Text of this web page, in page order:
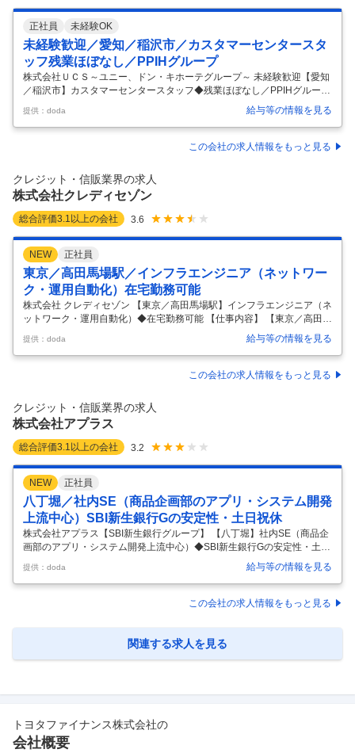
正社員 未経験OK
未経験歓迎／愛知／稲沢市／カスタマーセンタースタ
ッフ残業ほぼなし／PPIHグループ
株式会社ＵＣＳ～ユニー、ドン・キホーテグループ～ 未経験歓迎【愛知
／稲沢市】カスタマーセンタースタッフ◆残業ほぼなし／PPIHグループ
【仕事内容】 未経験歓迎【愛知／稲沢市】カスタマーセンタースタッフ
◆残業ほぼなし／PPIHグループ 【具体的な仕事内容】 ～支払サポー
ト・問い合わせ対応／分析業務／OJT研修／資格支援／チーム連携／残
業ほぼなし～ お客様が安心してキャッシュレスを利用できるよう、支払
協力しながら進めるスタイルのため、チームで動くことが好きな方にぴ
ったり！知識は入社後に身につけられるので、未経験からでも挑戦でき
ます。…
提供：doda 給与等の情報を見る
この会社の求人情報をもっと見る
クレジット・信販業界の求人
株式会社クレディセゾン
総合評価3.1 以上の会社 3.6
NEW 正社員
東京／高田馬場駅／インフラエンジニア（ネットワー
ク・運用自動化）在宅勤務可能
株式会社 クレディセゾン 【東京／高田馬場駅】インフラエンジニア（ネ
ットワーク・運用自動化）◆在宅勤務可能 【仕事内容】 【東京／高田馬
場駅】インフラエンジニア（ネットワーク・運用自動化）◆在宅勤務可
能 【具体的な仕事内容】 【LAN、WAN、VPN、BGP、DNS、ファイア
ウォールなど、企業ネットワークの設計、構築、運用に関する経験をお
持ちの方へ】 ■ポジションについて このポジションでは、社内で利用す
築、運用を担当します。 日々の安定運用を支えるだけでなく、既存のシ
ステムや業務プロセスを見直し、より安全で効率的に管理できる
提供：doda 給与等の情報を見る
この会社の求人情報をもっと見る
クレジット・信販業界の求人
株式会社アプラス
総合評価3.1 以上の会社 3.2
NEW 正社員
八丁堀／社内SE（商品企画部のアプリ・システム開発
上流中心）SBI新生銀行Gの安定性・土日祝休
株式会社アプラス【SBI新生銀行グループ】 【八丁堀】社内SE（商品企
画部のアプリ・システム開発上流中心）◆SBI新生銀行Gの安定性・土日
祝休◆ 【仕事内容】 【八丁堀】社内SE（商品企画部のアプリ・システ
ム開発上流中心）◆SBI新生銀行Gの安定性・土日祝休◆ 【具体的な仕
事内容】 ≪Sier・ベンダー出身者歓迎／緊急作業年数回程度・土日祝
休・所定労働7時間20分／企画・設計メイン／在宅可／充実した福利厚
たシステムのアプリケーションの保守・開発に係る業務を担当いただき
ます。 キャッシュレス関連の業務に携われる機会も多く、世の中の
提供：doda 給与等の情報を見る
この会社の求人情報をもっと見る
関連する求人を見る
トヨタファイナンス株式会社の
会社概要